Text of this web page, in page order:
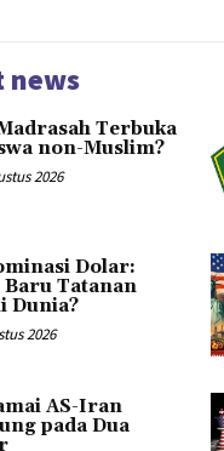
news
Terbuka
non-Muslim?
2026
Dolar:
Baru Tatanan
Dunia?
2026
AS-Iran
pada Dua